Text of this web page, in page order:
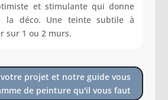
et stimulante qui donne
la déco. Une teinte subtile à
sur 1 ou 2 murs.
projet et notre guide vous
de peinture qu'il vous faut